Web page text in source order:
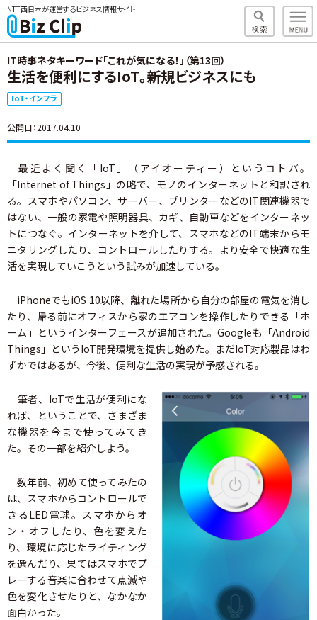
NTT西日本が運営するビジネス情報サイト
IT時事ネタキーワード「これが気になる！」（第13回）
生活を便利にするIoT。新規ビジネスにも
IoT・インフラ
公開日：2017.04.10
最近よく聞く「IoT」（アイオーティー）というコトバ。
「Internet of Things」の略で、モノのインターネットと和訳され
る。スマホやパソコン、サーバー、プリンターなどのIT関連機器で
はない、一般の家電や照明器具、カギ、自動車などをインターネッ
トにつなぐ。インターネットを介して、スマホなどのIT端末からモ
ニタリングしたり、コントロールしたりする。より安全で快適な生
活を実現していこうという試みが加速している。
iPhoneでもiOS 10以降、離れた場所から自分の部屋の電気を消し
たり、帰る前にオフィスから家のエアコンを操作したりできる「ホ
ーム」というインターフェースが追加された。Googleも「Android
Things」というIoT開発環境を提供し始めた。まだIoT対応製品はわ
ずかではあるが、今後、便利な生活の実現が予感される。
筆者、IoTで生活が便利にな
れば、ということで、さまざま
な機器を今まで使ってみてき
た。その一部を紹介しよう。
数年前、初めて使ってみたの
は、スマホからコントロールで
きるLED電球。スマホからオ
ン・オフしたり、色を変えた
り、環境に応じたライティング
を選んだり、果てはスマホでプ
レーする音楽に合わせて点滅や
色を変化させたりと、なかなか
面白かった。